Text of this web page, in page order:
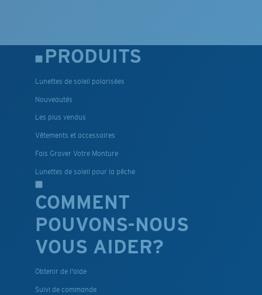
PRODUITS
Lunettes de soleil polarisées
Nouveautés
Les plus vendus
Vêtements et accessoires
Fais Graver Votre Monture
Lunettes de soleil pour la pêche
COMMENT
POUVONS-NOUS
VOUS AIDER?
Obtenir de l'aide
Suivi de commande